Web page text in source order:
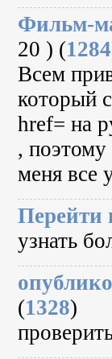
Фильм-
20 ) (1284
Всем
который
href= на
, поэтому
меня все
Перейти
узнать
(1328)